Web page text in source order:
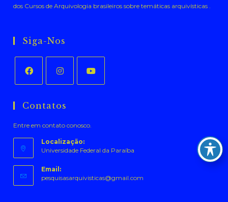
dos Cursos de Arquivologia brasileiros sobre temáticas arquivísticas .
Siga-Nos
em
nova
aba
em
nova
aba
nova
aba
Contatos
Entre em contato conosco.
Localização:
Universidade Federal da Paraíba
Email:
pesquisasarquivisticas@gmail.com